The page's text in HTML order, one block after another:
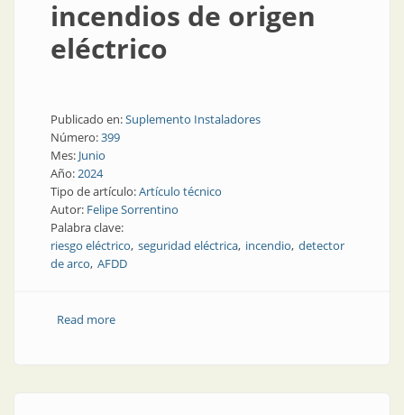
incendios de origen
eléctrico
Publicado en:Suplemento Instaladores
Número:399
Mes: Junio
Año:2024
Tipo de artículo:Artículo técnico
Autor: Felipe Sorrentino
Palabra clave:
riesgo eléctrico seguridad eléctrica incendio detector
de arco AFDD
Read moreabout Cómo evitar los incendios de origen eléctrico